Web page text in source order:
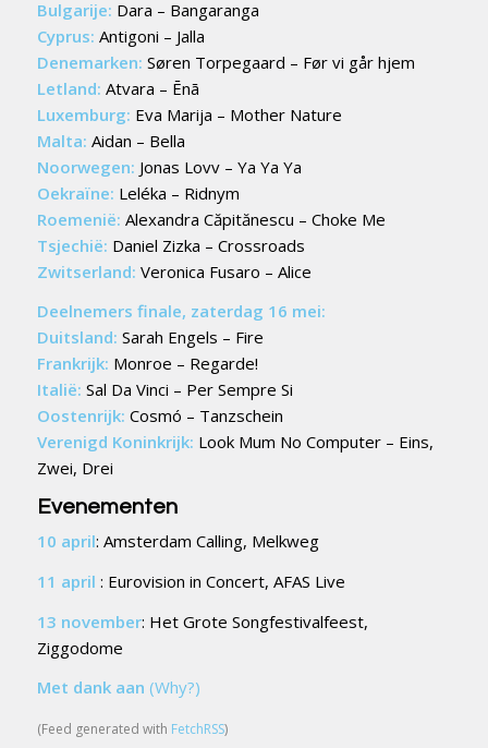
Bulgarije: Dara – Bangaranga
Cyprus: Antigoni – Jalla
Denemarken: Søren Torpegaard – Før vi går hjem
Letland: Atvara – Ēnā
Luxemburg: Eva Marija – Mother Nature
Malta: Aidan – Bella
Noorwegen: Jonas Lovv – Ya Ya Ya
Oekraïne: Leléka – Ridnym
Roemenië: Alexandra Căpitănescu – Choke Me
Tsjechië: Daniel Zizka – Crossroads
Zwitserland: Veronica Fusaro – Alice
Deelnemers finale, zaterdag 16 mei:
Duitsland: Sarah Engels – Fire
Frankrijk: Monroe – Regarde!
Italië: Sal Da Vinci – Per Sempre Si
Oostenrijk: Cosmó – Tanzschein
Verenigd Koninkrijk: Look Mum No Computer – Eins,
Zwei, Drei
Evenementen
10 april: Amsterdam Calling, Melkweg
11 april : Eurovision in Concert, AFAS Live
13 november: Het Grote Songfestivalfeest,
Ziggodome
Met dank aan (Why?)
(Feed generated with FetchRSS)